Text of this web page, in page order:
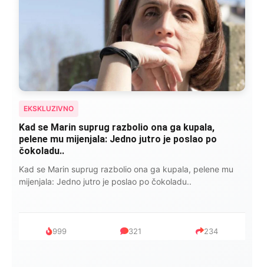
EKSKLUZIVNO
“Isidora je govorila šta ju je razbolelo: “Nisam jela
kobasice, niti pušila cigare, ali ovo je
najkancerogenije…”
Isidora je govorila šta ju je razbolelo: “Nisam jela kobasice,
niti pušila cigare, ali ovo je najkancerogenije…”
753 182 95